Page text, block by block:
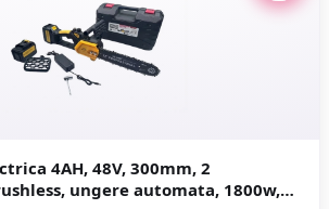
4AH, 48V, 300mm, 2
ungere automata, 1800w,